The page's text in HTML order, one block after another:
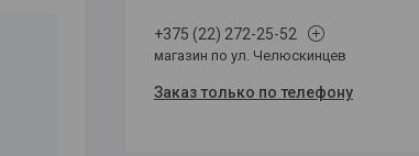
+375 (22) 272-25-52
магазин по ул. Челюскинцев
Заказ только по телефону